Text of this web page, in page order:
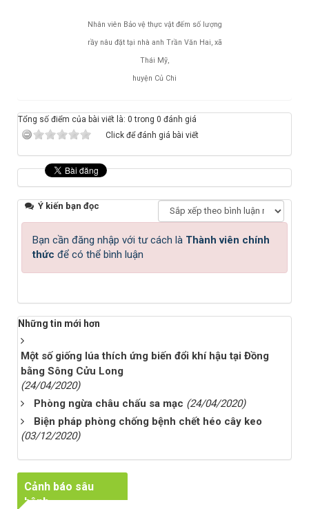
Nhân viên Bảo vệ thực vật đếm số lượng
rầy nâu đặt tại nhà anh Trần Văn Hai, xã
Thái Mỹ,
huyện Củ Chi
Tổng số điểm của bài viết là: 0 trong 0 đánh giá
Click để đánh giá bài viết
Ý kiến bạn đọc
Bạn cần đăng nhập với tư cách là Thành viên chính
thức để có thể bình luận
Những tin mới hơn
Một số giống lúa thích ứng biến đổi khí hậu tại Đồng
bằng Sông Cửu Long
(24/04/2020)
Phòng ngừa châu chấu sa mạc (24/04/2020)
Biện pháp phòng chống bệnh chết héo cây keo
(03/12/2020)
Cảnh báo sâu
bệnh